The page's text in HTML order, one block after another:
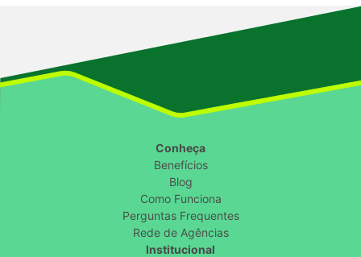
Conheça
Benefícios
Blog
Como Funciona
Perguntas Frequentes
Rede de Agências
Institucional